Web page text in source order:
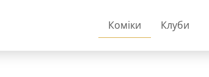
Коміки Клуби